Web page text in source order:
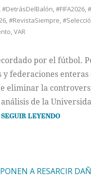
#DetrásDelBalón #FIFA2026,
, #RevistaSiempre
VAR
por el fútbol.
federaciones
eliminar la
de la
SEGUIR LEYENDO
A RESARCIR